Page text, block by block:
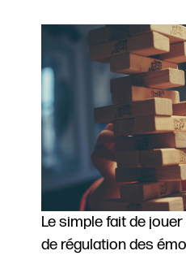
Le simple fait de
de régulation des